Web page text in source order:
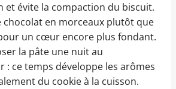
et évite la compaction du biscuit.
chocolat en morceaux plutôt que
un cœur encore plus fondant.
la pâte une nuit au
: ce temps développe les arômes
du cookie à la cuisson.